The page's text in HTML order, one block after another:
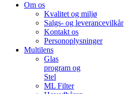
Om os
Kvalitet og miljø
Salgs- og leverancevilkår
Kontakt os
Personoplysninger
Multilens
Glas
program og
Stel
ML Filter